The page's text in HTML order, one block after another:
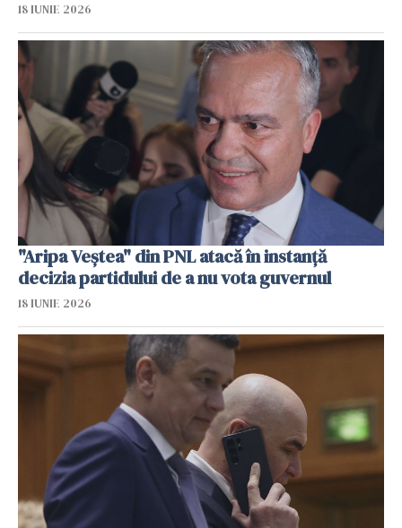
18 IUNIE 2026
"Aripa Veștea" din PNL atacă în instanță
decizia partidului de a nu vota guvernul
18 IUNIE 2026